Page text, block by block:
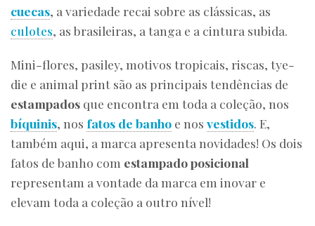
cuecas, a variedade recai sobre as clássicas, as
culotes, as brasileiras, a tanga e a cintura subida.
Mini-flores, pasiley, motivos tropicais, riscas, tye-
die e animal print são as principais tendências de
estampados que encontra em toda a coleção, nos
bíquinis, nos fatos de banho e nos vestidos. E,
também aqui, a marca apresenta novidades! Os dois
fatos de banho com estampado posicional
representam a vontade da marca em inovar e
elevam toda a coleção a outro nível!